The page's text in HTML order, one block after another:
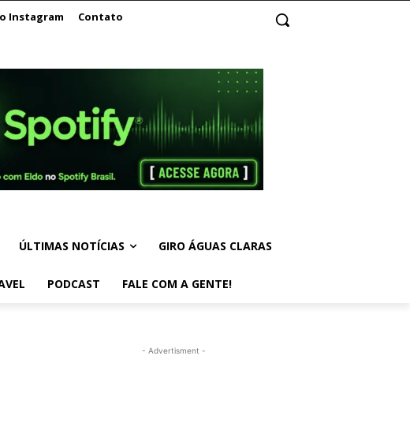
Instagram Contato
ÚLTIMAS NOTÍCIAS GIRO ÁGUAS CLARAS
PODCAST FALE COM A GENTE!
- Advertisment -